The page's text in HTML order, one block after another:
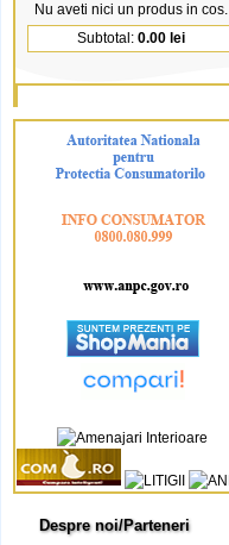
Nu aveti nici un produs in cos.
Subtotal: 0.00 lei
Despre noi/Parteneri